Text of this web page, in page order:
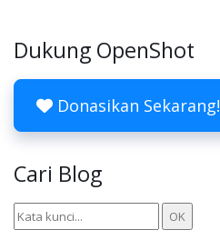
Dukung OpenShot
Donasikan Sekarang!
Cari Blog